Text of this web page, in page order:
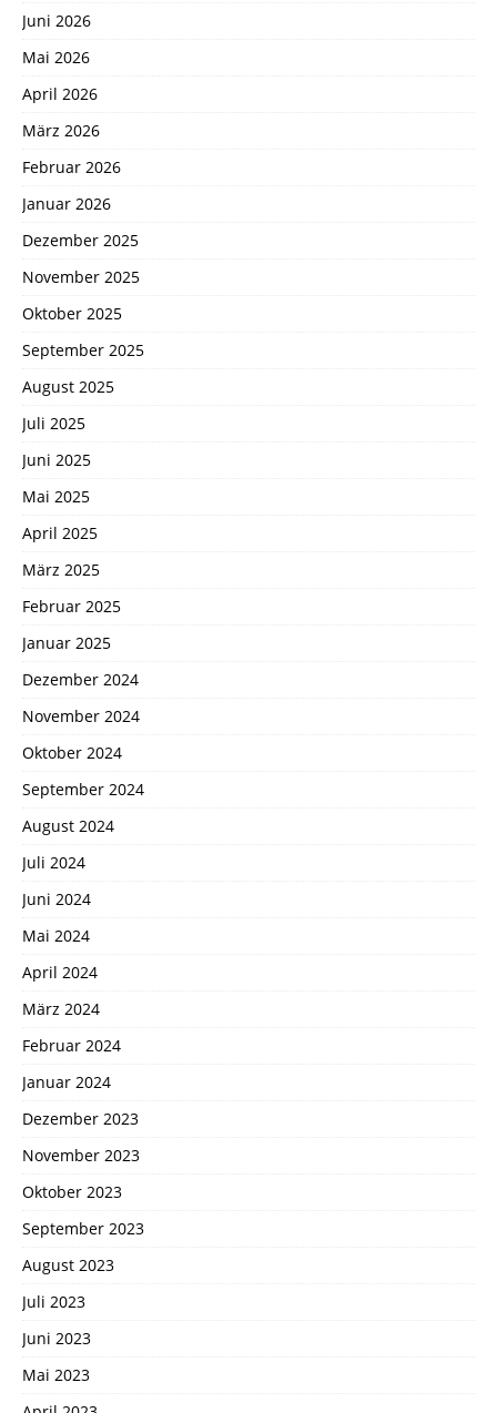
Juni 2026
Mai 2026
April 2026
März 2026
Februar 2026
Januar 2026
Dezember 2025
November 2025
Oktober 2025
September 2025
August 2025
Juli 2025
Juni 2025
Mai 2025
April 2025
März 2025
Februar 2025
Januar 2025
Dezember 2024
November 2024
Oktober 2024
September 2024
August 2024
Juli 2024
Juni 2024
Mai 2024
April 2024
März 2024
Februar 2024
Januar 2024
Dezember 2023
November 2023
Oktober 2023
September 2023
August 2023
Juli 2023
Juni 2023
Mai 2023